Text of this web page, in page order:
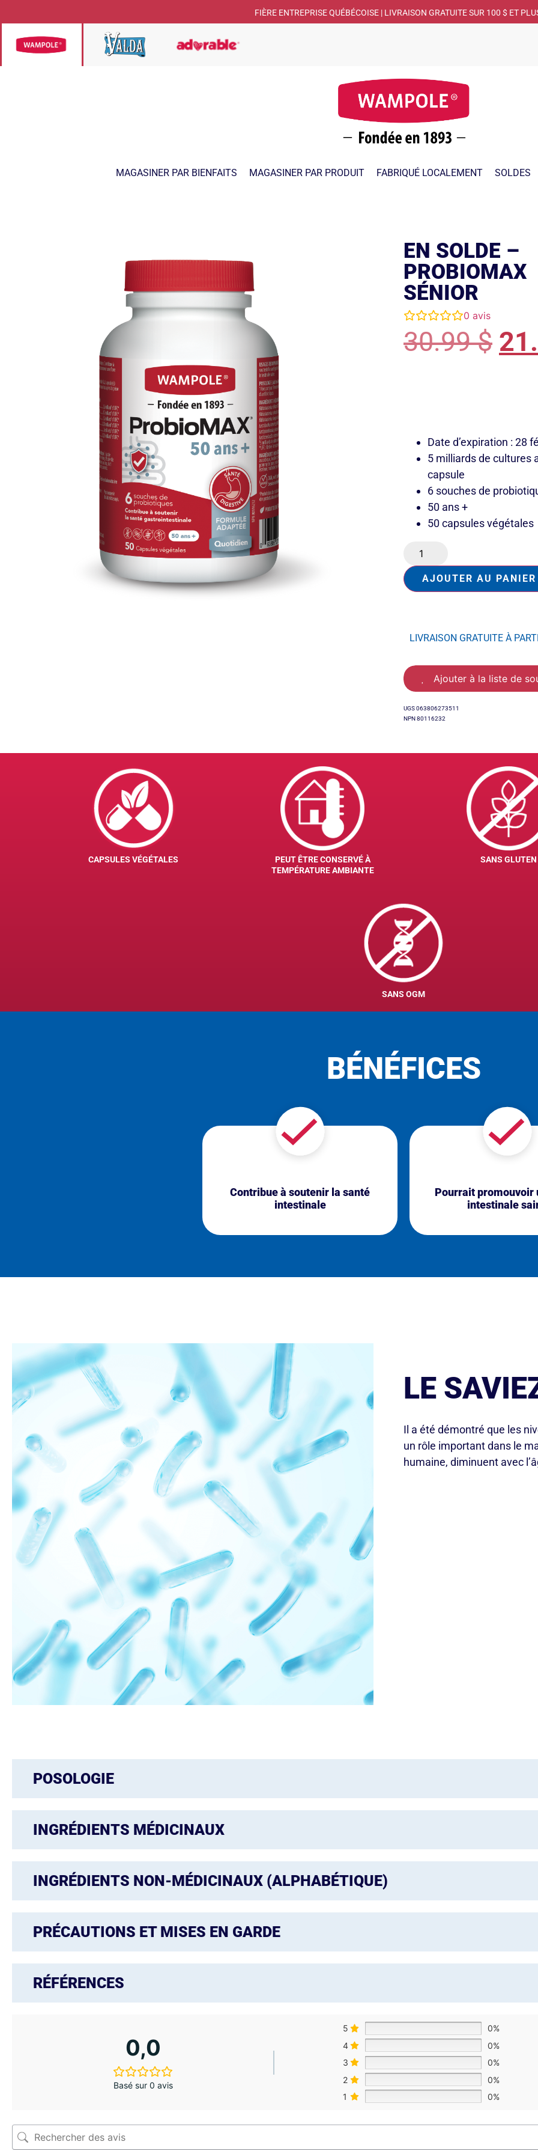
FIÈRE ENTREPRISE QUÉBÉCOISE | LIVRAISON GRATUITE SUR 100 $ ET
MAGASINER PAR BIENFAITS MAGASINER PAR PRODUIT FABRIQUÉ LOCALEMENT SOLDES
EN SOLDE –
PROBIOMAX
SÉNIOR
0 avis
30.99$
Date d’expiration : 28
5 milliards de cultures
capsule
6 souches de
50 ans +
50 capsules végétales
AJOUTER AU PANIER
LIVRAISON GRATUITE À
Ajouter à la liste de
UGS063806273511
NPN 80116232
CAPSULES VÉGÉTALES
PEUT ÊTRE CONSERVÉ À
TEMPÉRATURE AMBIANTE
SANS GLUTEN
SANS OGM
BÉNÉFICES
Contribue à soutenir la santé
intestinale
Pourrait promouvoir
intestinale
LE
Il a été démontré que les
un rôle important dans le
humaine, diminuent avec
POSOLOGIE
INGRÉDIENTS MÉDICINAUX
INGRÉDIENTS NON-MÉDICINAUX (ALPHABÉTIQUE)
PRÉCAUTIONS ET MISES EN GARDE
RÉFÉRENCES
0,0
Basé sur 0 avis
5
0%
4
0%
3
0%
2
0%
1
0%